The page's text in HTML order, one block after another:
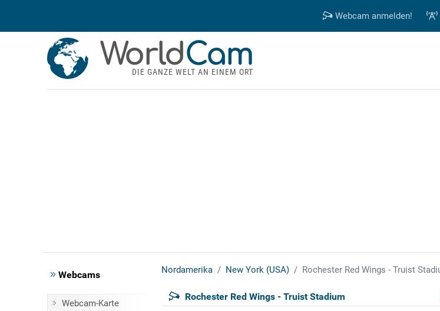
Webcam anmelden!
WorldCam
DIE GANZE WELT AN EINEM ORT
Webcams
Webcam-Karte
Nordamerika New York (USA) Rochester Red Wings - Truist
Rochester Red Wings - Truist Stadium